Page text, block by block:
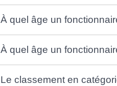
À quel âge un
À quel âge un
Le classement en